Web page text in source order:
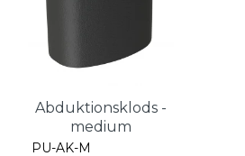
Abduktionsklods -
medium
PU-AK-M